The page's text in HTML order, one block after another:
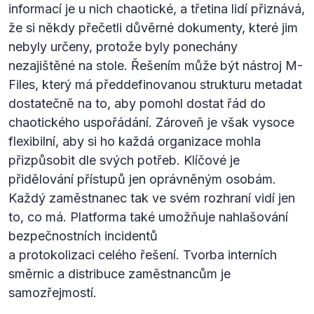
informací je u nich chaotické, a třetina lidí přiznává,
že si někdy přečetli důvěrné dokumenty, které jim
nebyly určeny, protože byly ponechány
nezajištěné na stole. Řešením může být nástroj M-
Files, který má předdefinovanou strukturu metadat
dostatečně na to, aby pomohl dostat řád do
chaotického uspořádání. Zároveň je však vysoce
flexibilní, aby si ho každá organizace mohla
přizpůsobit dle svých potřeb. Klíčové je
přidělování přístupů jen oprávněným osobám.
Každý zaměstnanec tak ve svém rozhraní vidí jen
to, co má. Platforma také umožňuje nahlašování
bezpečnostních incidentů
a protokolizaci celého řešení. Tvorba interních
směrnic a distribuce zaměstnancům je
samozřejmostí.